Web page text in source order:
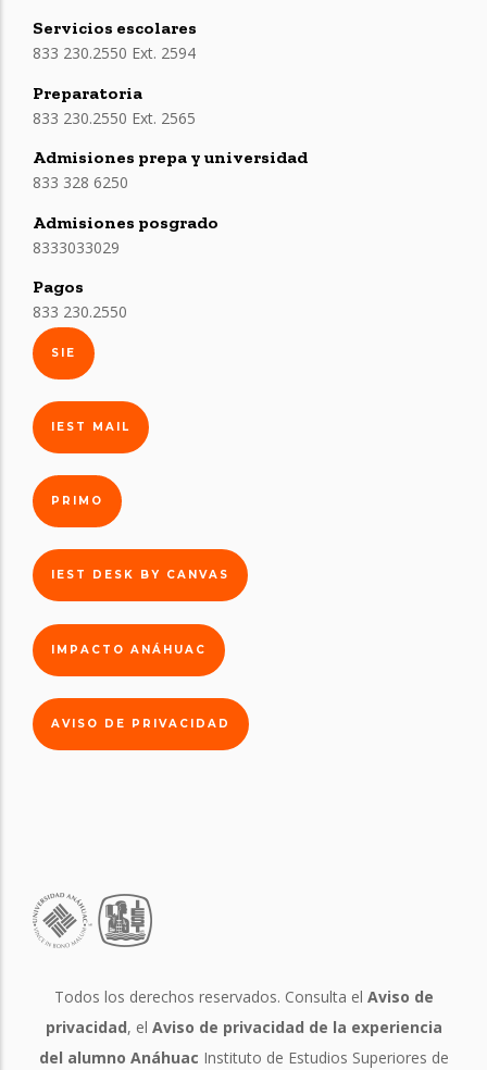
Servicios escolares
833 230.2550 Ext. 2594
Preparatoria
833 230.2550 Ext. 2565
Admisiones prepa y universidad
833 328 6250
Admisiones posgrado
8333033029
Pagos
833 230.2550
SIE
IEST MAIL
PRIMO
IEST DESK BY CANVAS
IMPACTO ANÁHUAC
AVISO DE PRIVACIDAD
Todos los derechos reservados. Consulta el Aviso de
privacidad, el Aviso de privacidad de la experiencia
del alumno Anáhuac Instituto de Estudios Superiores de